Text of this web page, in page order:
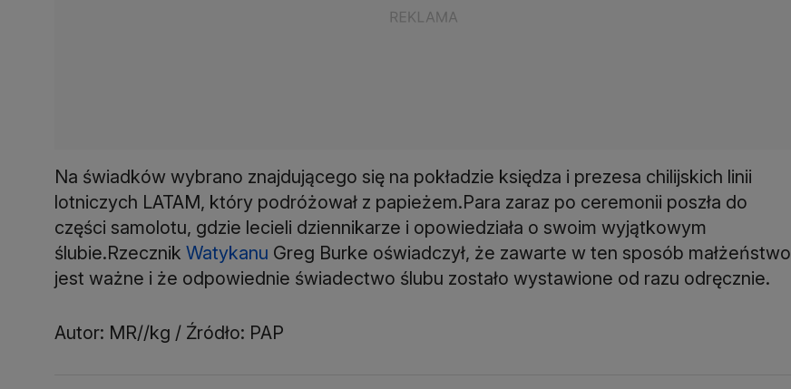
Na świadków wybrano znajdującego się na pokładzie księdza i prezesa chilijskich linii
lotniczych LATAM, który podróżował z papieżem.Para zaraz po ceremonii poszła do
części samolotu, gdzie lecieli dziennikarze i opowiedziała o swoim wyjątkowym
ślubie.Rzecznik Watykanu Greg Burke oświadczył, że zawarte w ten sposób małżeństwo
jest ważne i że odpowiednie świadectwo ślubu zostało wystawione od razu odręcznie.
Autor: MR//kg / Źródło: PAP